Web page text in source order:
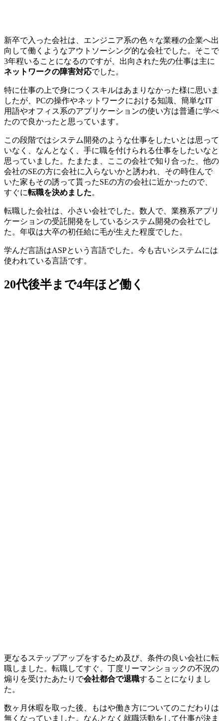
新卒で入った会社は、エンジニア系の色々な業種の企業へ出
向して働くようなアウトソーシング的な会社でした。そこで
3年程いることになるのですが、出向された先の仕事は主に
ネットワークの障害対応でした。
特に仕事の上で身につくスキルはあまりなかった様に思いま
したが、PCの操作やネットワークにおける知識、簡単なIT
用語やオフィス系のアプリケーションの使い方は普通に学べ
たので良かったと思っています。
この段階ではシステム開発のような仕事をしたいとは思って
いなく、なんとなく、 手に職を付けられる仕事をしたいなと
思っていました。たまたま、ここの会社で知り合った、他の
会社のSEの方に会社に入らないかと誘われ、その時住んで
いた家もその誘って貰ったSEの方の会社に近かったので、
すぐに転職を決めました。
転職した会社は、小さい会社でした。数人で、業務系アプリ
ケーションの受託開発をしているシステム開発の会社でし
た。年収は大卒の初任給に毛が生えた程度でした。
学んだ言語はASPという言語でした。今も古いシステムには
使われている言語です。
20代後半まで4年ほど働く
更なるステップアップをするため及び、条件の良い会社に転
職しました。転職してすぐ、丁度リーマンショックの不況の
煽りを受けたあたりで会社都合で退職することになりまし
た。
数ヶ月休暇を取った後、もはや働き方についてのこだわりは
無くなっていました。なんとなく就職活動をして仕事が決ま